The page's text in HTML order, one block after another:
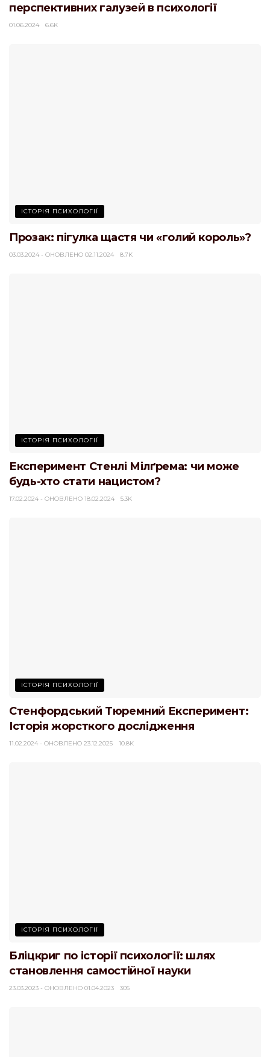
перспективних галузей в психології
01.06.2024 6.6K
ІСТОРІЯ ПСИХОЛОГІЇ
Прозак: пігулка щастя чи «голий король»?
03.03.2024 - ОНОВЛЕНО 02.11.2024 8.7K
ІСТОРІЯ ПСИХОЛОГІЇ
Експеримент Стенлі Мілґрема: чи може
будь-хто стати нацистом?
17.02.2024 - ОНОВЛЕНО 18.02.2024 5.3K
ІСТОРІЯ ПСИХОЛОГІЇ
Стенфордський Тюремний Експеримент:
Історія жорсткого дослідження
11.02.2024 - ОНОВЛЕНО 23.12.2025 10.8K
ІСТОРІЯ ПСИХОЛОГІЇ
Бліцкриг по історії психології: шлях
становлення самостійної науки
23.03.2023 - ОНОВЛЕНО 01.04.2023 305